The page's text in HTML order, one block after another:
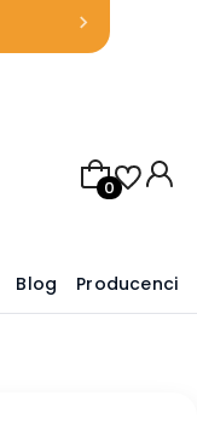
Produkty w
Blog Producenci